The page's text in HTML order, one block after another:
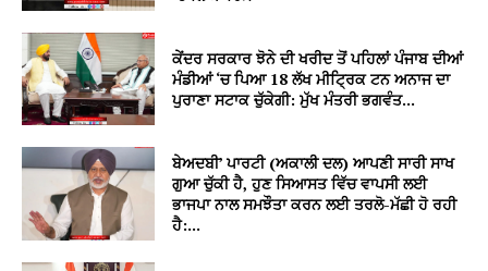
ਕੇਂਦਰ ਸਰਕਾਰ ਝੋਨੇ ਦੀ ਖਰੀਦ ਤੋਂ ਪਹਿਲਾਂ ਪੰਜਾਬ ਦੀਆਂ
ਮੰਡੀਆਂ ‘ਚ ਪਿਆ 18 ਲੱਖ ਮੀਟ੍ਰਿਕ ਟਨ ਅਨਾਜ ਦਾ
ਪੁਰਾਣਾ ਸਟਾਕ ਚੁੱਕੇਗੀ: ਮੁੱਖ ਮੰਤਰੀ ਭਗਵੰਤ...
ਬੇਅਦਬੀ’ ਪਾਰਟੀ (ਅਕਾਲੀ ਦਲ) ਆਪਣੀ ਸਾਰੀ ਸਾਖ
ਗੁਆ ਚੁੱਕੀ ਹੈ, ਹੁਣ ਸਿਆਸਤ ਵਿੱਚ ਵਾਪਸੀ ਲਈ
ਭਾਜਪਾ ਨਾਲ ਸਮਝੌਤਾ ਕਰਨ ਲਈ ਤਰਲੋ-ਮੱਛੀ ਹੋ ਰਹੀ
ਹੈ:...